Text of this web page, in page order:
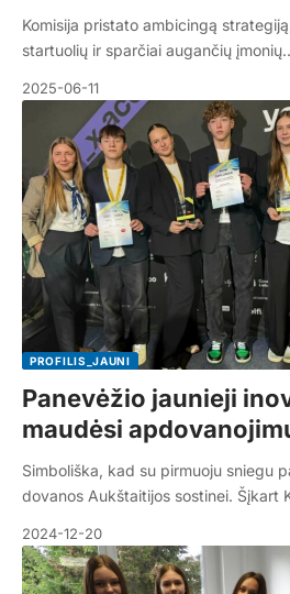
Komisija pristato ambicingą
startuolių ir sparčiai augančių
2025-06-11
PROFILIS_JAUNI
Panevėžio jaunieji
maudėsi
Simboliška, kad su pirmuoju sniegu
dovanos Aukštaitijos sostinei. Šįkart
2024-12-20